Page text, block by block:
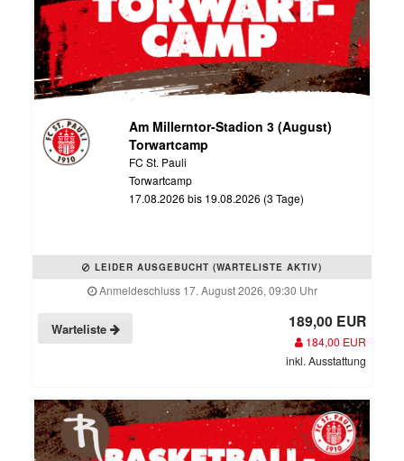
Am Millerntor-Stadion 3 (August)
Torwartcamp
FC St. Pauli
Torwartcamp
17.08.2026 bis 19.08.2026 (3 Tage)
LEIDER AUSGEBUCHT (WARTELISTE AKTIV)
Anmeldeschluss 17. August 2026, 09:30 Uhr
Warteliste 189,00 EUR
184,00 EUR
inkl. Ausstattung